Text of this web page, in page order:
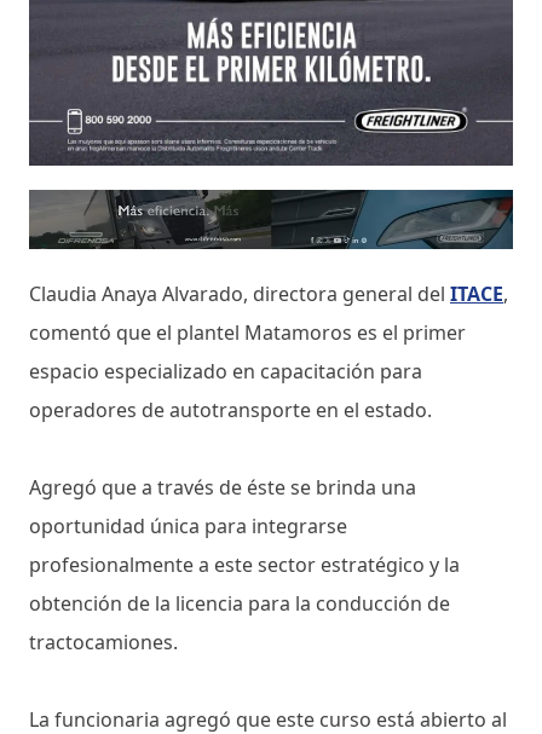
Claudia Anaya Alvarado, directora general del ITACE,
comentó que el plantel Matamoros es el primer
espacio especializado en capacitación para
operadores de autotransporte en el estado.
Agregó que a través de éste se brinda una
oportunidad única para integrarse
profesionalmente a este sector estratégico y la
obtención de la licencia para la conducción de
tractocamiones.
La funcionaria agregó que este curso está abierto al